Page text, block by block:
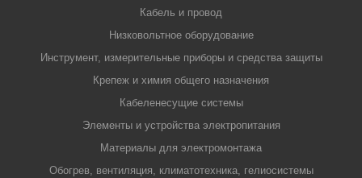
Кабель и провод
Низковольтное оборудование
Инструмент, измерительные приборы и средства защиты
Крепеж и химия общего назначения
Кабеленесущие системы
Элементы и устройства электропитания
Материалы для электромонтажа
Обогрев, вентиляция, климатотехника, гелиосистемы